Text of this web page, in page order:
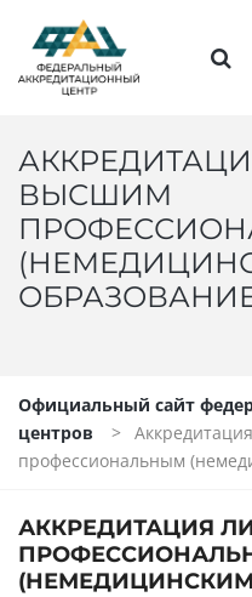
ВЫСШИМ
Официальный сайт
центров
профессиональным
АККРЕДИТАЦИЯ
ГЛАВНАЯ
ОБЩАЯ
ВОЙТИ